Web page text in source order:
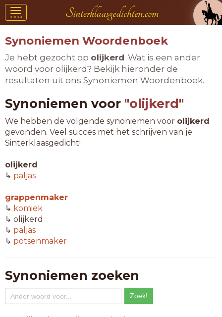
Toggle
navigation
menu
Synoniemen Woordenboek
Je hebt gezocht op olijkerd. Wat is een ander
woord voor olijkerd? Bekijk hieronder de
resultaten uit ons Synoniemen Woordenboek.
Synoniemen voor "olijkerd"
We hebben de volgende synoniemen voor olijkerd
gevonden. Veel succes met het schrijven van je
Sinterklaasgedicht!
olijkerd
↳ paljas
grappenmaker
↳ komiek
↳ olijkerd
↳ paljas
↳ potsenmaker
Synoniemen zoeken